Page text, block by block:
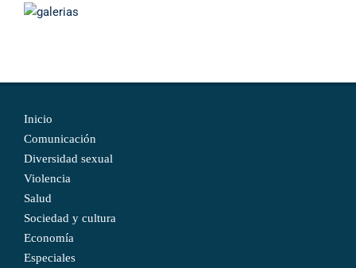
Inicio
Comunicación
Diversidad sexual
Violencia
Salud
Sociedad y cultura
Economía
Especiales